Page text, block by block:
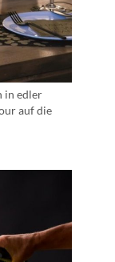
in edler
auf die